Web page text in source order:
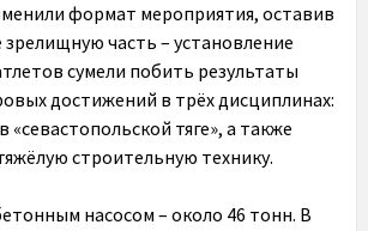
формат мероприятия, оставив
часть – установление
сумели побить результаты
достижений в трёх дисциплинах:
«севастопольской тяге», а также
строительную технику.
насосом – около 46 тонн. В